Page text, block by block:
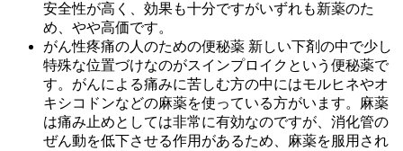
安全性が高く、効果も十分ですがいずれも新薬のた
め、やや高価です。
がん性疼痛の人のための便秘薬 新しい下剤の中で少し
特殊な位置づけなのがスインプロイクという便秘薬で
す。がんによる痛みに苦しむ方の中にはモルヒネやオ
キシコドンなどの麻薬を使っている方がいます。麻薬
は痛み止めとしては非常に有効なのですが、消化管の
ぜん動を低下させる作用があるため、麻薬を服用され